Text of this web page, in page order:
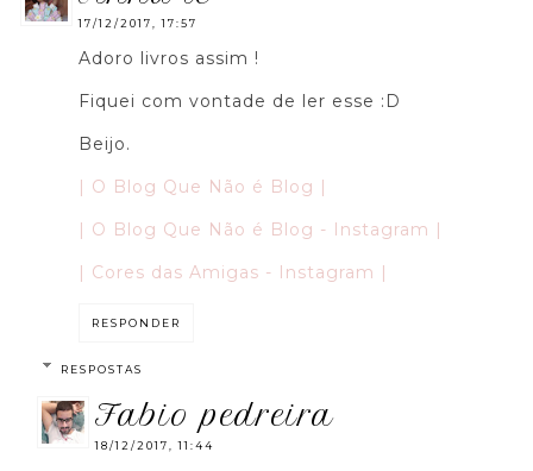
17/12/2017, 17:57
Adoro livros assim !
Fiquei com vontade de ler esse :D
Beijo.
| O Blog Que Não é Blog |
| O Blog Que Não é Blog - Instagram |
| Cores das Amigas - Instagram |
RESPONDER
RESPOSTAS
fabio pedreira
18/12/2017, 11:44